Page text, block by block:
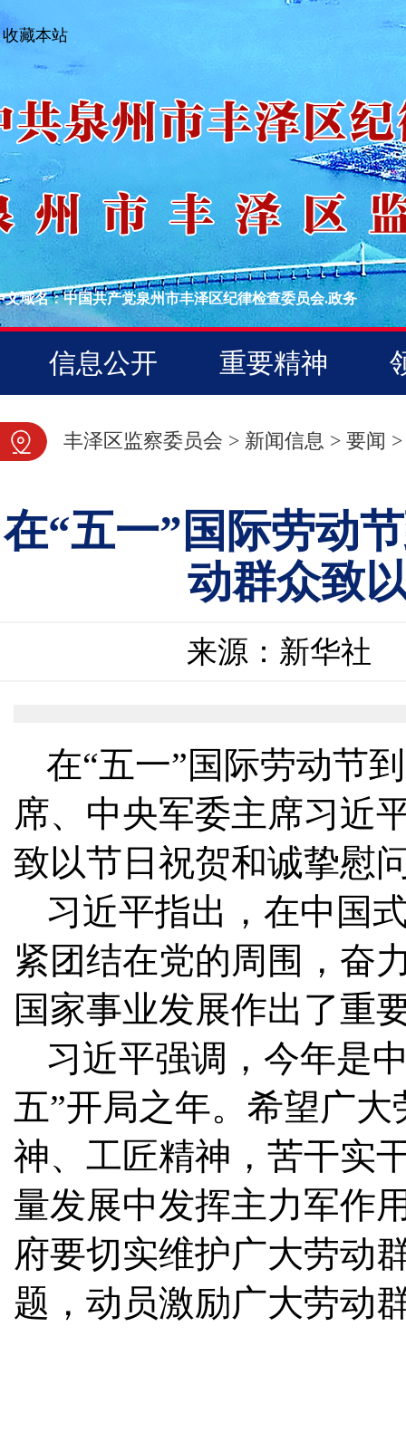
收藏本站
文域名：中国共产党泉州市丰泽区纪律检查委员会.政务
信息公开 重要精神
图片新闻
丰泽区监察委员会 > 新闻信息 > 要闻 >
在“五一”国际劳动
动群众致
来源：新华社
在“五一”国际劳动节
席、中央军委主席习近
致以节日祝贺和诚挚慰
习近平指出，在中国
紧团结在党的周围，奋
国家事业发展作出了重
习近平强调，今年是
五”开局之年。希望广
神、工匠精神，苦干实
量发展中发挥主力军作
府要切实维护广大劳动
题，动员激励广大劳动